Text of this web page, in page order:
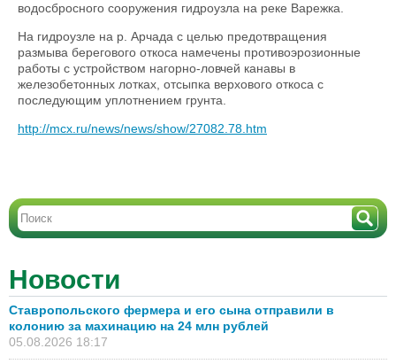
водосбросного сооружения гидроузла на реке Варежка.
На гидроузле на р. Арчада с целью предотвращения
размыва берегового откоса намечены противоэрозионные
работы с устройством нагорно-ловчей канавы в
железобетонных лотках, отсыпка верхового откоса с
последующим уплотнением грунта.
http://mcx.ru/news/news/show/27082.78.htm
Новости
Ставропольского фермера и его сына отправили в
колонию за махинацию на 24 млн рублей
05.08.2026 18:17